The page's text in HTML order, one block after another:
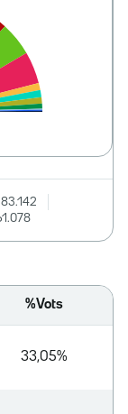
%Vots
33,05%